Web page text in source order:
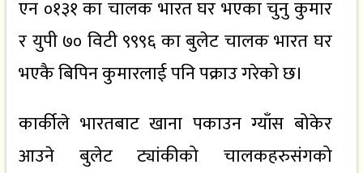
एन ०१३१ का चालक भारत घर भएका चुनु कुमार
र युपी ७० विटी ९९९६ का बुलेट चालक भारत घर
भएकै बिपिन कुमारलाई पनि पक्राउ गरेको छ।
कार्कीले भारतबाट खाना पकाउन ग्याँस बोकेर
आउने बुलेट ट्यांकीको चालकहरुसंगको